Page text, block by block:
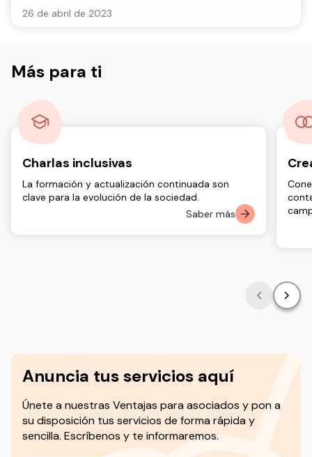
26 de abril de 2023
Más para ti
Charlas inclusivas
La formación y actualización continuada son
clave para la evolución de la sociedad.
Saber más
Anuncia tus servicios aquí
Únete a nuestras Ventajas para asociados y pon a
su disposición tus servicios de forma rápida y
sencilla. Escríbenos y te informaremos.